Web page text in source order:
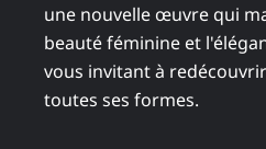
une nouvelle œuvre qui
beauté féminine et
vous invitant à
toutes ses formes.